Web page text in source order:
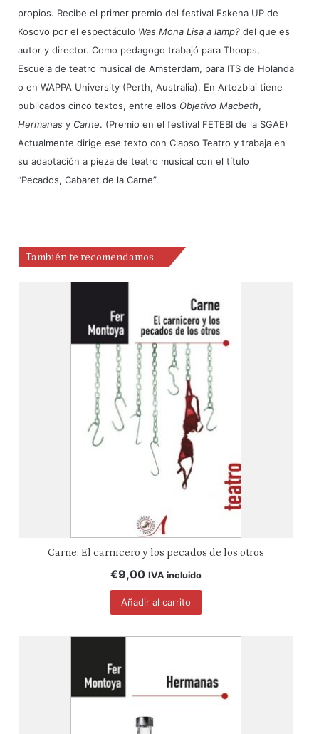
propios. Recibe el primer premio del festival Eskena UP de
Kosovo por el espectáculo Was Mona Lisa a lamp? del que es
autor y director. Como pedagogo trabajó para Thoops,
Escuela de teatro musical de Amsterdam, para ITS de Holanda
o en WAPPA University (Perth, Australia). En Artezblai tiene
publicados cinco textos, entre ellos Objetivo Macbeth,
Hermanas y Carne. (Premio en el festival FETEBI de la SGAE)
Actualmente dirige ese texto con Clapso Teatro y trabaja en
su adaptación a pieza de teatro musical con el título
“Pecados, Cabaret de la Carne”.
También te recomendamos…
Carne. El carnicero y los pecados de los otros
€9,00 IVA incluido
Añadir al carrito